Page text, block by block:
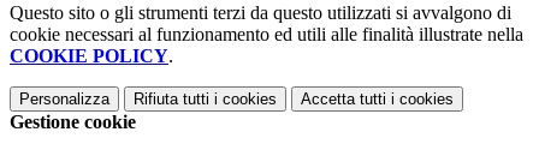
Questo sito o gli strumenti terzi da questo utilizzati si avvalgono di
cookie necessari al funzionamento ed utili alle finalità illustrate nella
COOKIE POLICY.
Personalizza Rifiuta tutti i cookies Accetta tutti i cookies
Gestione cookie